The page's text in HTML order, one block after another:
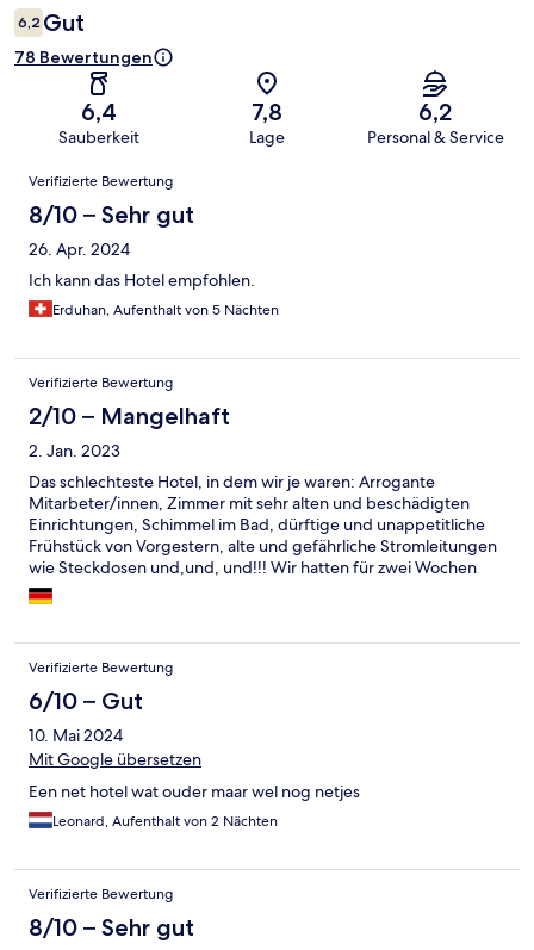
6,2 Gut
78 Bewertungen
6,4
Sauberkeit
7,8
Lage
6,2
Personal & Service
Bewertungen
Verifizierte Bewertung
8/10 – Sehr gut
26. Apr. 2024
Ich kann das Hotel empfohlen.
Erduhan, Aufenthalt von 5 Nächten
Verifizierte Bewertung
2/10 – Mangelhaft
2. Jan. 2023
Das schlechteste Hotel, in dem wir je waren: Arrogante
Mitarbeter/innen, Zimmer mit sehr alten und beschädigten
Einrichtungen, Schimmel im Bad, dürftige und unappetitliche
Frühstück von Vorgestern, alte und gefährliche Stromleitungen
wie Steckdosen und,und, und!!! Wir hatten für zwei Wochen
gebucht, aber konnten nur zwei Tage aushalten!
Verifizierte Bewertung
6/10 – Gut
10. Mai 2024
Mit Google übersetzen
Een net hotel wat ouder maar wel nog netjes
Leonard, Aufenthalt von 2 Nächten
Verifizierte Bewertung
8/10 – Sehr gut